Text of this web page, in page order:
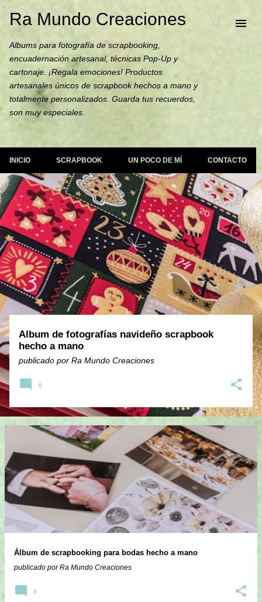
Ir al contenido principal
Ra Mundo Creaciones
Albums para fotografía de scrapbooking,
encuadernación artesanal, técnicas Pop-Up y
cartonaje. ¡Regala emociones! Productos
artesanales únicos de scrapbook hechos a mano y
totalmente personalizados. Guarda tus recuerdos,
son muy especiales.
INICIO SCRAPBOOK UN POCO DE MÍ CONTACTO
E
n
t
r
a
d
a
s
Album de fotografías navideño scrapbook
hecho a mano
publicado por Ra Mundo Creaciones
0
Álbum de scrapbooking para bodas hecho a mano
publicado porRa Mundo Creaciones
0